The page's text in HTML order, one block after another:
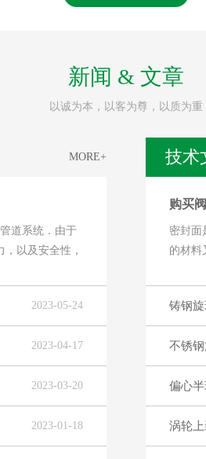
新闻 & 文章
以诚为本，以客为尊，以质为重
MORE+
道系统．由于
以及安全性，
2023-05-24
2023-04-17
2023-03-20
2023-01-18
技术
购买
密封面
的材料
铸钢
不锈
偏心
涡轮